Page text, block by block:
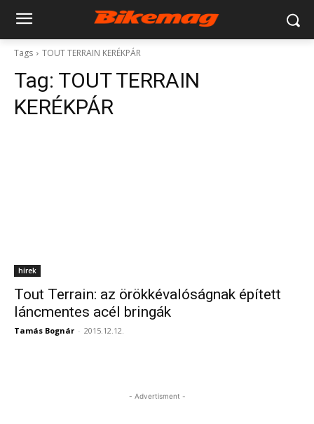
Tags TOUT TERRAIN KERÉKPÁR
Tag: TOUT TERRAIN
KERÉKPÁR
hírek
Tout Terrain: az örökkévalóságnak épített
láncmentes acél bringák
Tamás Bognár - 2015.12.12.
- Advertisment -